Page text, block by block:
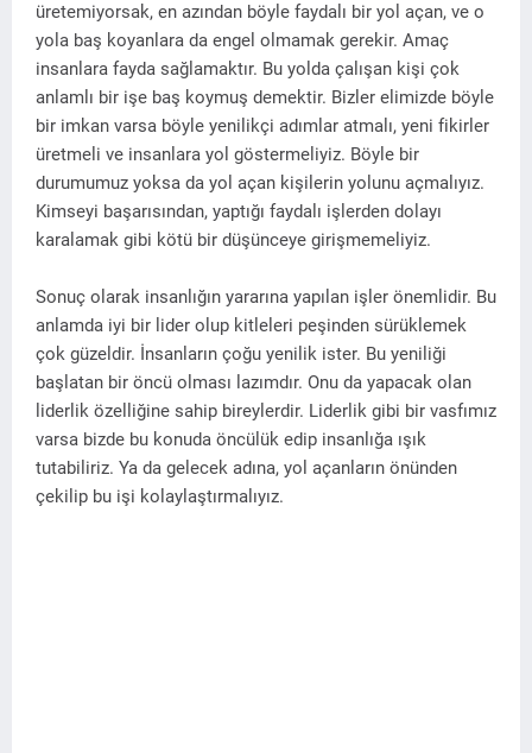
üretemiyorsak, en azından böyle faydalı bir yol açan, ve o
yola baş koyanlara da engel olmamak gerekir. Amaç
insanlara fayda sağlamaktır. Bu yolda çalışan kişi çok
anlamlı bir işe baş koymuş demektir. Bizler elimizde böyle
bir imkan varsa böyle yenilikçi adımlar atmalı, yeni fikirler
üretmeli ve insanlara yol göstermeliyiz. Böyle bir
durumumuz yoksa da yol açan kişilerin yolunu açmalıyız.
Kimseyi başarısından, yaptığı faydalı işlerden dolayı
karalamak gibi kötü bir düşünceye girişmemeliyiz.
Sonuç olarak insanlığın yararına yapılan işler önemlidir. Bu
anlamda iyi bir lider olup kitleleri peşinden sürüklemek
çok güzeldir. İnsanların çoğu yenilik ister. Bu yeniliği
başlatan bir öncü olması lazımdır. Onu da yapacak olan
liderlik özelliğine sahip bireylerdir. Liderlik gibi bir vasfımız
varsa bizde bu konuda öncülük edip insanlığa ışık
tutabiliriz. Ya da gelecek adına, yol açanların önünden
çekilip bu işi kolaylaştırmalıyız.